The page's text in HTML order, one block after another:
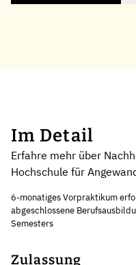
Im Detail
Erfahre mehr über
Hochschule für
6-monatiges Vorpraktikum
abgeschlossene
Semesters
Zulassung